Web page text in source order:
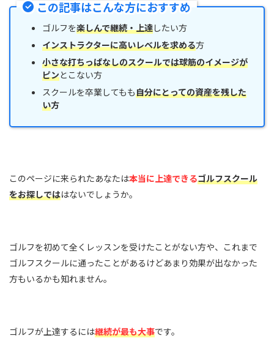
この記事はこんな方におすすめ
ゴルフを楽しんで継続・上達したい方
インストラクターに高いレベルを求める方
小さな打ちっぱなしのスクールでは球筋のイメージが
ピンとこない方
スクールを卒業してもも自分にとっての資産を残した
い方
このページに来られたあなたは本当に上達できるゴルフスクール
をお探しでははないでしょうか。
ゴルフを初めて全くレッスンを受けたことがない方や、これまで
ゴルフスクールに通ったことがあるけどあまり効果が出なかった
方もいるかも知れません。
ゴルフが上達するには継続が最も大事です。